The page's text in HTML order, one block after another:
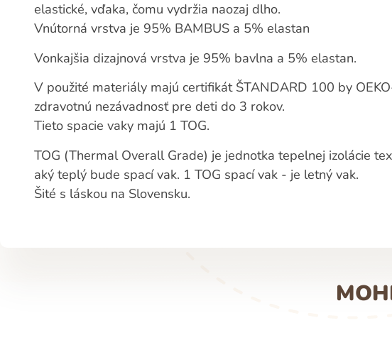
elastické, vďaka, čomu vydržia naozaj dlho.
Vnútorná vrstva je 95% BAMBUS a 5% elastan
Vonkajšia dizajnová vrstva je 95% bavlna a 5% elastan.
V použité materiály majú certifikát ŠTANDARD 100 by
zdravotnú nezávadnosť pre deti do 3 rokov.
Tieto spacie vaky majú 1 TOG.
TOG (Thermal Overall Grade) je jednotka tepelnej izolácie
aký teplý bude spací vak. 1 TOG spací vak - je letný vak.
Šité s láskou na Slovensku.